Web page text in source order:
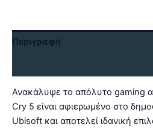
Περιγραφή
Ανακάλυψε το απόλυτο gaming
Cry 5 είναι αφιερωμένο στο
Ubisoft και αποτελεί ιδανική